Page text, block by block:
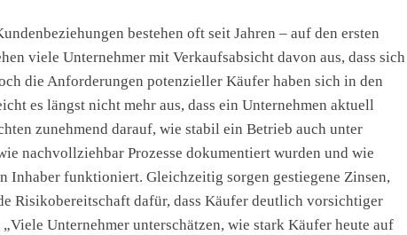
bestehen oft seit Jahren – auf den ersten
viele Unternehmer mit Verkaufsabsicht davon aus, dass sich
die Anforderungen potenzieller Käufer haben sich in den
es längst nicht mehr aus, dass ein Unternehmen aktuell
zunehmend darauf, wie stabil ein Betrieb auch unter
nachvollziehbar Prozesse dokumentiert wurden und wie
Inhaber funktioniert. Gleichzeitig sorgen gestiegene Zinsen,
Risikobereitschaft dafür, dass Käufer deutlich vorsichtiger
Unternehmer unterschätzen, wie stark Käufer heute auf